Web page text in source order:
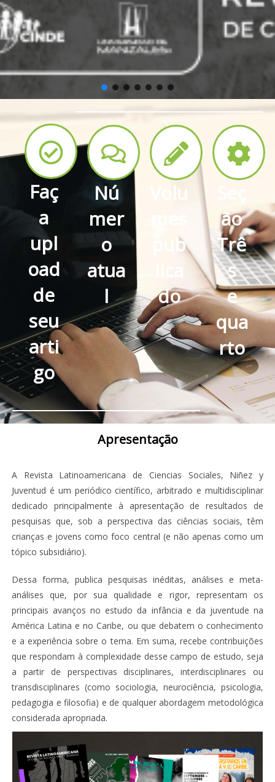
Faç
a
upl
oad
de
seu
arti
go
Nú
mer
o
atua
l
Volu
pub
do
ão
Trê
s
e
qua
rto
Apresentação
A Revista Latinoamericana de Ciencias Sociales, Niñez y
Juventud é um periódico científico, arbitrado e multidisciplinar
dedicado principalmente à apresentação de resultados de
pesquisas que, sob a perspectiva das ciências sociais, têm
crianças e jovens como foco central (e não apenas como um
tópico subsidiário).
Dessa forma, publica pesquisas inéditas, análises e meta-
análises que, por sua qualidade e rigor, representam os
principais avanços no estudo da infância e da juventude na
América Latina e no Caribe, ou que debatem o conhecimento
e a experiência sobre o tema. Em suma, recebe contribuições
que respondam à complexidade desse campo de estudo, seja
a partir de perspectivas disciplinares, interdisciplinares ou
transdisciplinares (como sociologia, neurociência, psicologia,
pedagogia e filosofia) e de qualquer abordagem metodológica
considerada apropriada.